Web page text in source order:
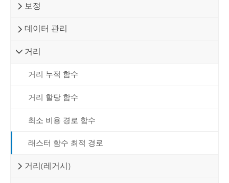
보정
데이터 관리
거리
거리 누적 함수
거리 할당 함수
최소 비용 경로 함수
래스터 함수 최적 경로
거리(레거시)